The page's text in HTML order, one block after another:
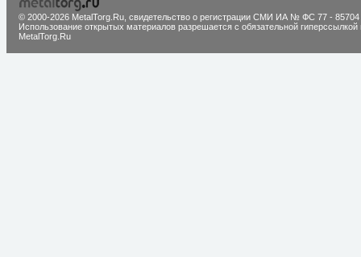
© 2000-2026 MetalTorg.Ru, cвидетельство о регистрации СМИ ИА № ФС 77 - 85704
Использование открытых материалов разрешается с обязательной гиперссылкой
MetalTorg.Ru